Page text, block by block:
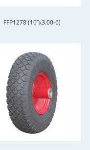
FFP1278 (10”x3.00-6)